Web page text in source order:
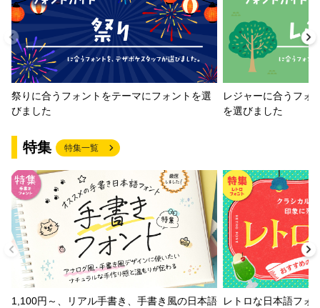
祭りに合うフォントをテーマにフォントを選
びました
レジャーに合うフォ
を選びました
特集 特集一覧
1,100円～、リアル手書き、手書き風の日本語
レトロな日本語フォ